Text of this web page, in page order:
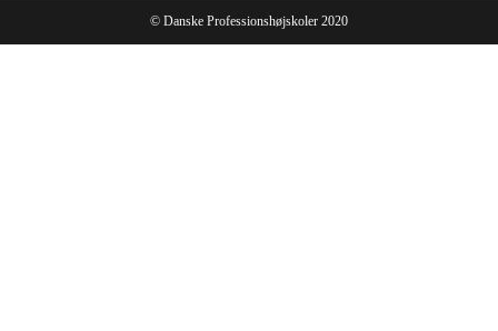
© Danske Professionshøjskoler 2020